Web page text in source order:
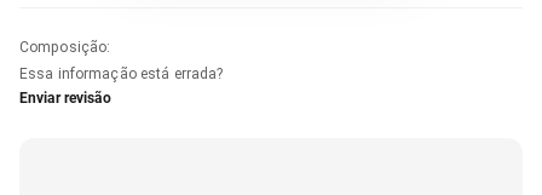
Composição:
Essa informação está errada?
Enviar revisão